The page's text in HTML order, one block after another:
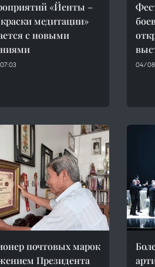
«Йенты –
медитации»
с новыми
04/
почтовых марок
Президента